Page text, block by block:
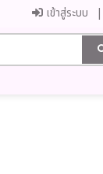
เข้าสู่ระบบ